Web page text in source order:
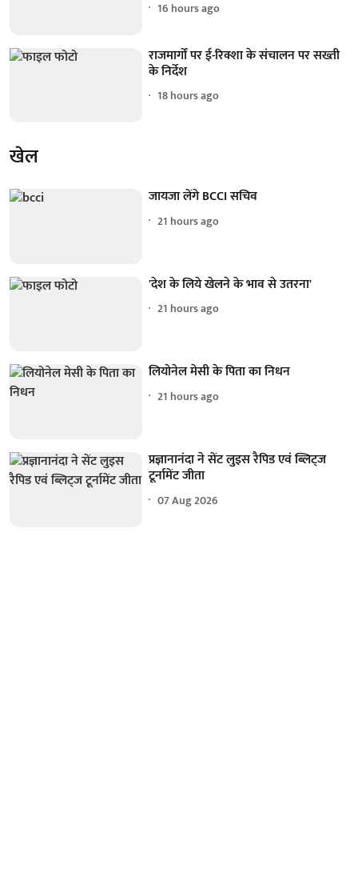
16 hours ago
राजमार्गों पर ई-रिक्शा के संचालन पर सख्ती
के निर्देश
18 hours ago
खेल
जायजा लेंगे BCCI सचिव
21 hours ago
'देश के लिये खेलने के भाव से उतरना'
21 hours ago
लियोनेल मेसी के पिता का निधन
21 hours ago
प्रज्ञानानंदा ने सेंट लुइस रैपिड एवं ब्लिट्ज
टूर्नामेंट जीता
07 Aug 2026